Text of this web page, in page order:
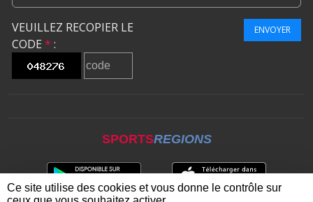
VEUILLEZ RECOPIER LE
CODE * :
ENVOYER
SPORTSREGIONS
Ce site utilise des cookies et vous donne le contrôle sur